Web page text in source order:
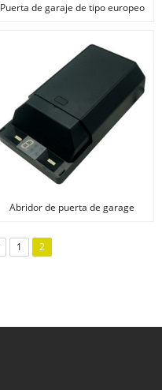
Puerta de garaje de tipo europeo
Abridor de puerta de garage
1 2